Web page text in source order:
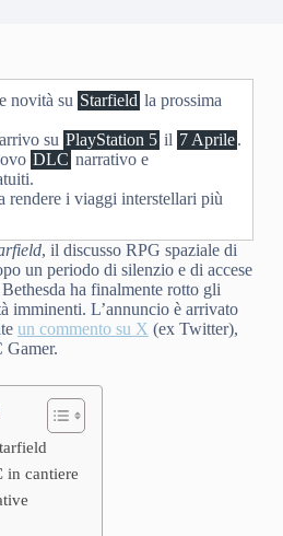
novità su Starfield la prossima
su PlayStation 5 il 7 Aprile.
DLC narrativo e
rendere i viaggi interstellari più
, il discusso RPG spaziale di
un periodo di silenzio e di accese
ha finalmente rotto gli
imminenti. L’annuncio è arrivato
un commento su X (ex Twitter),
Gamer.
in cantiere